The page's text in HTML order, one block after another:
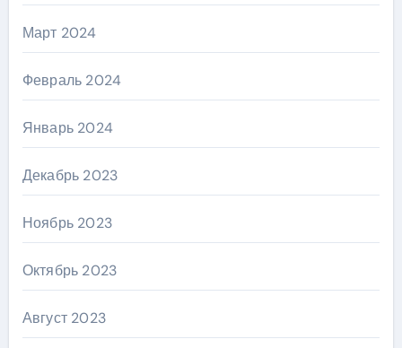
Март 2024
Февраль 2024
Январь 2024
Декабрь 2023
Ноябрь 2023
Октябрь 2023
Август 2023